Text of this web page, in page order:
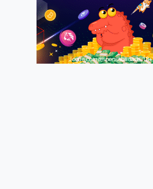
Jogue com responsabilidade. 18+